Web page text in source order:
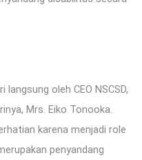
oleh CEO NSCSD,
Mrs. Eiko Tonooka.
karena menjadi role
penyandang